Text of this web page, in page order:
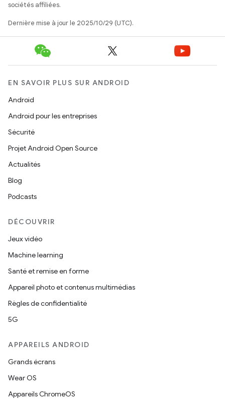
sociétés affiliées.
Dernière mise à jour le 2025/10/29 (UTC).
EN SAVOIR PLUS SUR ANDROID
Android
Android pour les entreprises
Sécurité
Projet Android Open Source
Actualités
Blog
Podcasts
DÉCOUVRIR
Jeux vidéo
Machine learning
Santé et remise en forme
Appareil photo et contenus multimédias
Règles de confidentialité
5G
APPAREILS ANDROID
Grands écrans
Wear OS
Appareils ChromeOS